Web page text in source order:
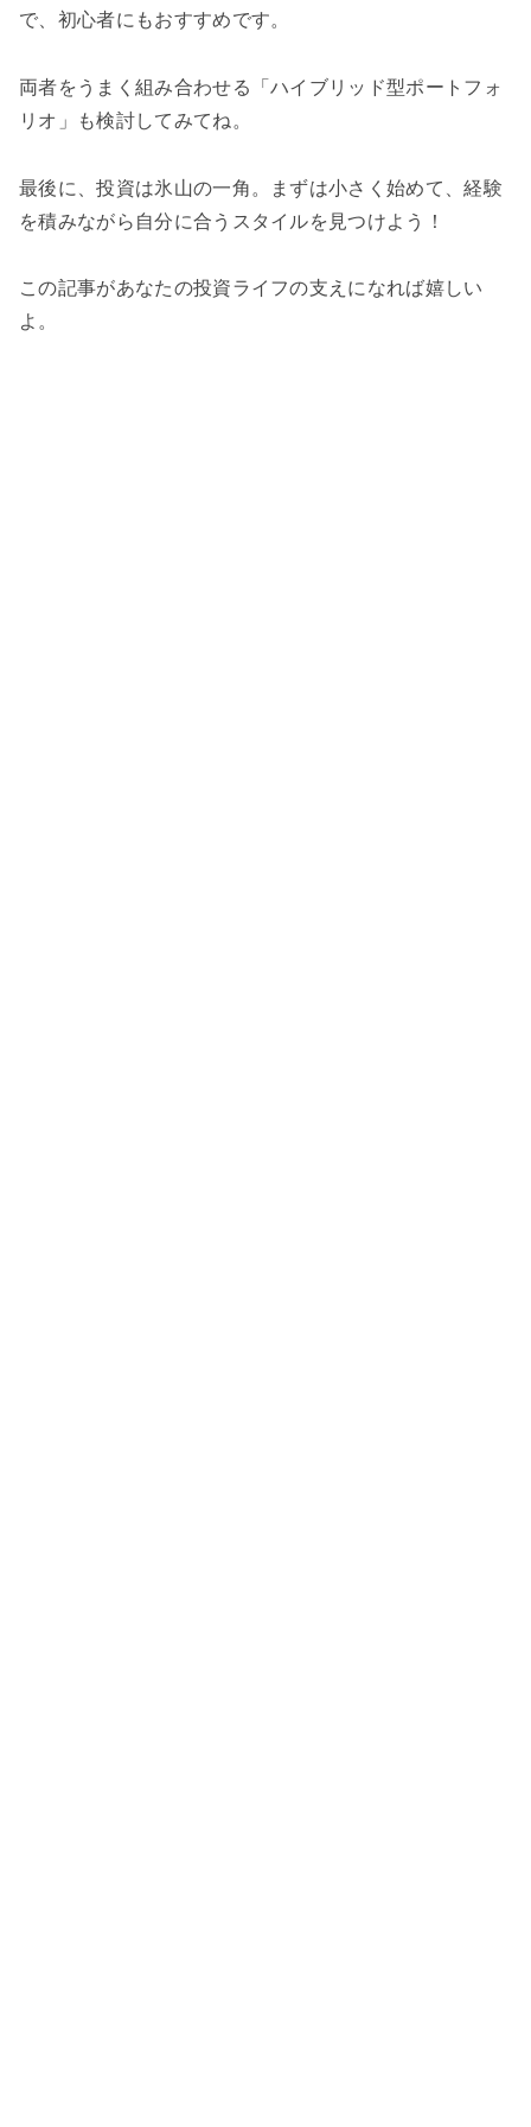
で、初心者にもおすすめです。
両者をうまく組み合わせる「ハイブリッド型ポートフォ
リオ」も検討してみてね。
最後に、投資は氷山の一角。まずは小さく始めて、経験
を積みながら自分に合うスタイルを見つけよう！
この記事があなたの投資ライフの支えになれば嬉しい
よ。